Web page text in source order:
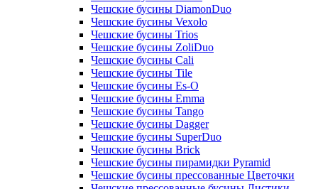
Чешские бусины DiamonDuo
Чешские бусины Vexolo
Чешские бусины Trios
Чешские бусины ZoliDuo
Чешские бусины Cali
Чешские бусины Tile
Чешские бусины Es-O
Чешские бусины Emma
Чешские бусины Tango
Чешские бусины Dagger
Чешские бусины SuperDuo
Чешские бусины Brick
Чешские бусины пирамидки Pyramid
Чешские бусины прессованные Цветочки